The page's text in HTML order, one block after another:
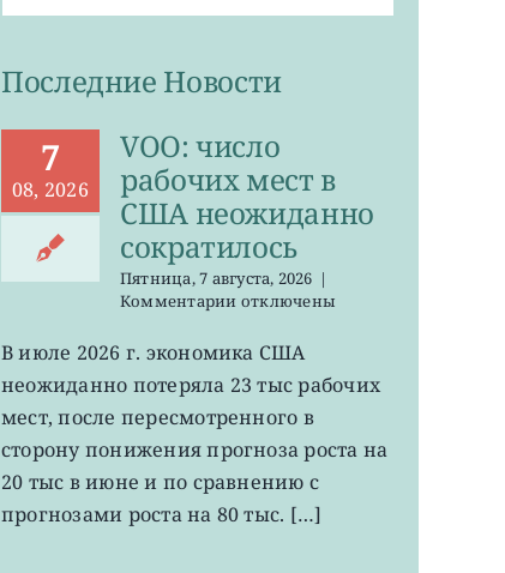
Последние Новости
7
08, 2026
VOO: число
рабочих мест в
США неожиданно
сократилось
Пятница, 7 августа, 2026 |
Комментариик
VOO:
рабочих
мест
США
неожиданно
сократилось
отключены
В июле 2026 г. экономика США
неожиданно потеряла 23 тыс рабочих
мест, после пересмотренного в
сторону понижения прогноза роста на
20 тыс в июне и по сравнению с
прогнозами роста на 80 тыс. […]